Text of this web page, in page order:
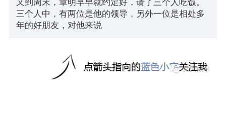
三个人中，有两位是他的领导，另外一位是相处多
年的好朋友，对他来说